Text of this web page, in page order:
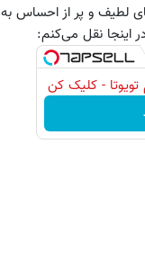
لطیف و پر از احساس به
اینجا نقل می‌کنم:
- کلیک کن